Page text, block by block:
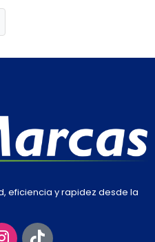
eficiencia y rapidez desde la